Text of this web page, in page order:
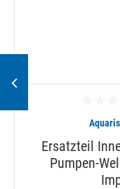
Ersatzteil
Pumpen-